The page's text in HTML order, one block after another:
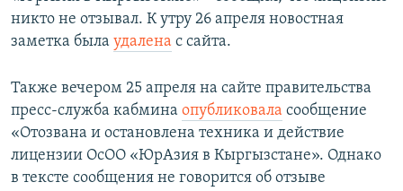
никто не отзывал. К утру 26 апреля новостная
заметка была удалена с сайта.
Также вечером 25 апреля на сайте правительства
пресс-служба кабмина​ опубликовала сообщение
«Отозвана и остановлена техника и действие
лицензии ОсОО «ЮрАзия в Кыргызстане». Однако
в тексте сообщения не говорится об отзыве